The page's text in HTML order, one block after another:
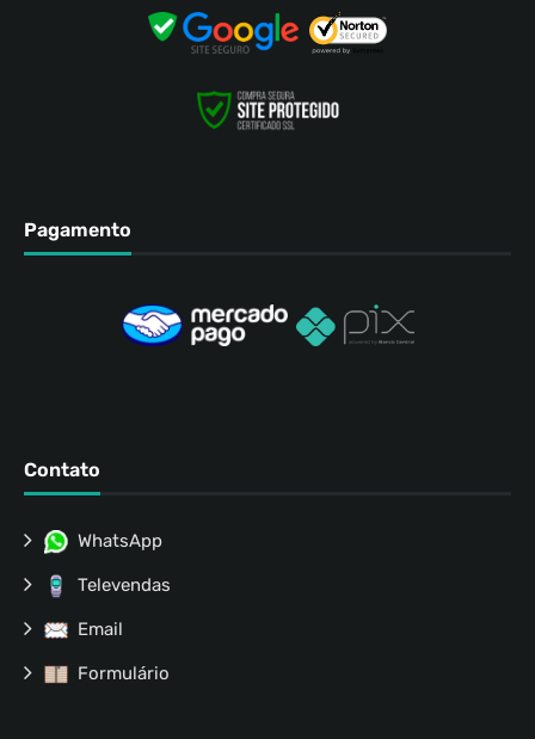
Pagamento
Contato
WhatsApp
Televendas
Email
Formulário